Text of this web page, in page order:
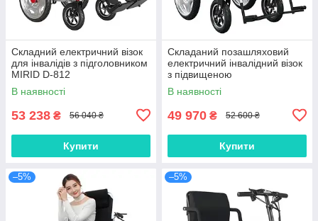
Складний електричний візок
для інвалідів з підголовником
MIRID D-812
В наявності
53 238 ₴ 56 040 ₴
Купити
Складаний позашляховий
електричний інвалідний візок
з підвищеною
вантажопідйомністю MIRID
D-810
В наявності
49 970 ₴ 52 600 ₴
Купити
–5% –5%